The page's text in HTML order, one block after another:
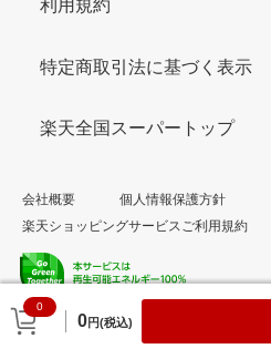
0
0円(税込)
利用規約
特定商取引法に基づく表示
楽天全国スーパートップ
会社概要
個人情報保護方針
楽天ショッピングサービスご利用規約
© Rakuten Group, Inc.